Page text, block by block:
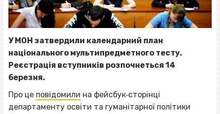
У МОН затвердили календарний план
національного мультипредметного тесту.
Реєстрація вступників розпочнеться 14
березня.
Про це повідомили на фейсбук‐сторінці
департаменту освіти та гуманітарної політики